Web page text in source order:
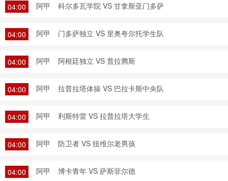
04:00 阿甲 科尔多瓦学院 VS 甘拿斯亚门多萨
04:00 阿甲 门多萨独立 VS 里奥夸尔托学生队
04:00 阿甲 阿根廷独立 VS 普拉腾斯
04:00 阿甲 拉普拉塔体操 VS 巴拉卡斯中央队
04:00 阿甲 利斯特雷 VS 拉普拉塔大学生
04:00 阿甲 防卫者 VS 纽维尔老男孩
04:00 阿甲 博卡青年 VS 萨斯菲尔德